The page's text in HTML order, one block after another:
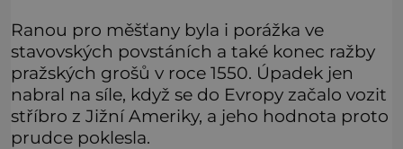
Ranou pro měšťany byla i porážka ve
stavovských povstáních a také konec ražby
pražských grošů v roce 1550. Úpadek jen
nabral na síle, když se do Evropy začalo vozit
stříbro z Jižní Ameriky, a jeho hodnota proto
prudce poklesla.